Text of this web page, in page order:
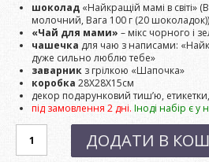
шоколад «Найкращій мамі в
молочний, Вага 100 г (20 шоколадок))
«Чай для мами» – мікс чорного і
чашечка для чаю з написами:
дуже сильно люблю тебе»
заварник з грілкою «Шапочка»
коробка 28Х28Х15см
декор подарунковий тиш’ю, етикетки,
під замовлення 2 дні. Іноді набір є у
Подарунковий
набір
"Найкращій
ДОДАТИ В